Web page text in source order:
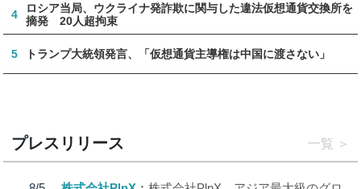
4
ロシア当局、ウクライナ発詐欺に関与した違法仮想通貨交換所を
摘発 20人超拘束
5 トランプ大統領発言、「仮想通貨主導権は中国に渡さない」
プレスリリース 一覧